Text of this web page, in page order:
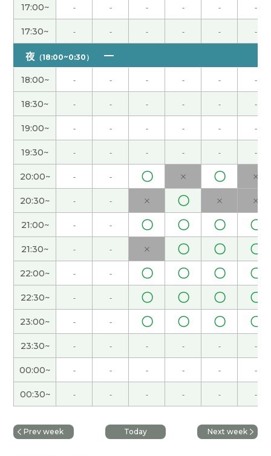
我也这么想。以前我节假日去旅游，太累了。
)
因为黄金周我们学校有课，所以假期很短。我不能
回国，很遗憾。
你参加什么样的义务活动?( 女性 )
我喜欢吃意大利菜，所以今天晚饭吃了萨莉亚的外
卖。( 女性 )
大连还是很冷啊。 最近听说日本的樱花开得很漂
亮。( 女性 )
我不j我不知道为什么,上次用不了Teams，可下课以
后,我自己解决问题了。下次应该不会出问题的。(
女性 )
海南天气很好，人也不多，海滩很漂亮，玩得很开
心。( 女性 )
我分不清什么样的词是很复杂的。( 女性 )
下次见!
17:00~ - - - - - -
17:30~ - - - - - -
夜 （18:00~0:30）
18:00~ - - - - - -
18:30~ - - - - - -
19:00~ - - - - - -
19:30~ - - - - - -
20:00~ - - 〇 × 〇 ×
20:30~ - - × 〇 × ×
21:00~ - - 〇 〇 〇 〇
21:30~ - - × 〇 〇 〇
22:00~ - - 〇 〇 〇 〇
22:30~ - - 〇 〇 〇 〇
23:00~ - - 〇 〇 〇 〇
23:30~ - - - - - -
00:00~ - - - - - -
00:30~ - - - - - -
Prev week Today Next week